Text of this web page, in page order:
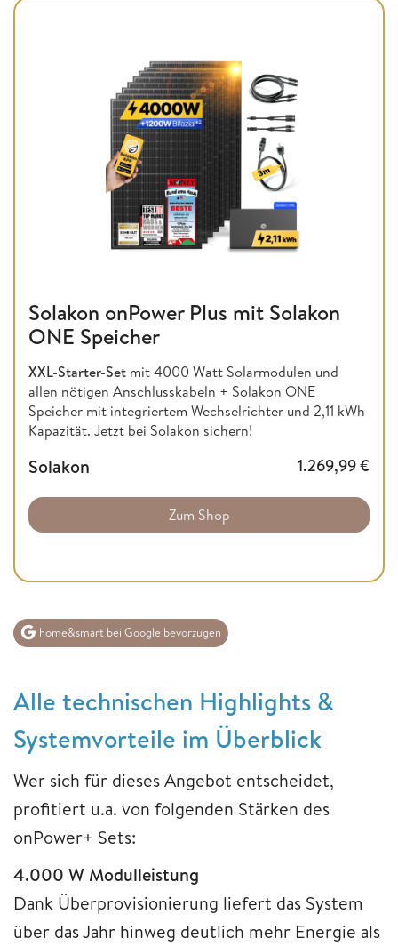
Solakon onPower Plus mit Solakon
ONE Speicher
XXL-Starter-Set mit 4000 Watt Solarmodulen und
allen nötigen Anschlusskabeln + Solakon ONE
Speicher mit integriertem Wechselrichter und 2,11 kWh
Kapazität. Jetzt bei Solakon sichern!
Solakon 1.269,99€
Zum Shop
home&smart bei Google bevorzugen
Alle technischen Highlights &
Systemvorteile im Überblick
Wer sich für dieses Angebot entscheidet,
profitiert u.a. von folgenden Stärken des
onPower+ Sets:
4.000 W Modulleistung
Dank Überprovisionierung liefert das System
über das Jahr hinweg deutlich mehr Energie als